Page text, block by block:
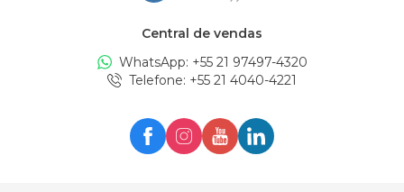
Edinburgh
Tours emLondon
Milan
Central de vendas
WhatsApp: +55 21 97497-4320
Telefone: +55 21 4040-4221